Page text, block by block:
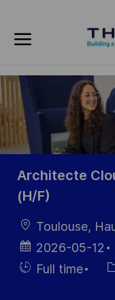
-
Architecte
(H/F)
Ort
Toulouse,
Datum der
Veröffentlichung
2026-05-12
Einstellunngstyp
Full time